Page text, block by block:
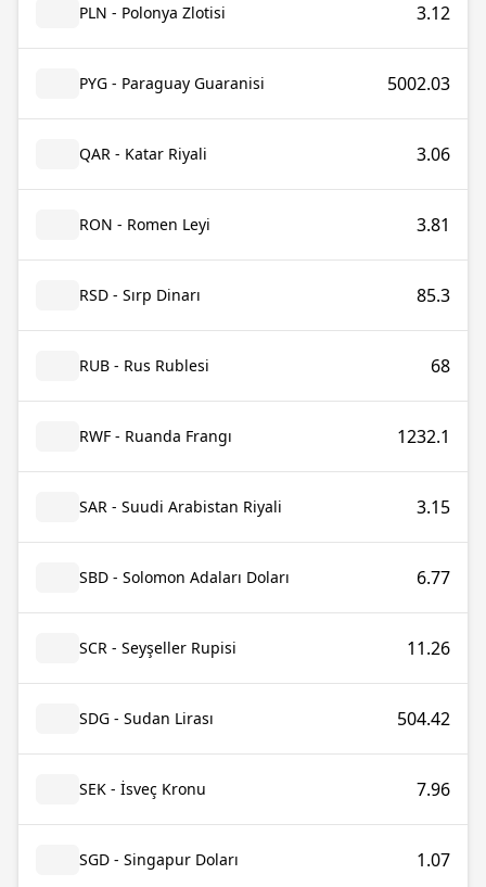
PLN - Polonya Zlotisi 3.12
PYG - Paraguay Guaranisi 5002.03
QAR - Katar Riyali 3.06
RON - Romen Leyi 3.81
RSD - Sırp Dinarı 85.3
RUB - Rus Rublesi 68
RWF - Ruanda Frangı 1232.1
SAR - Suudi Arabistan Riyali 3.15
SBD - Solomon Adaları Doları 6.77
SCR - Seyşeller Rupisi 11.26
SDG - Sudan Lirası 504.42
SEK - İsveç Kronu 7.96
SGD - Singapur Doları 1.07